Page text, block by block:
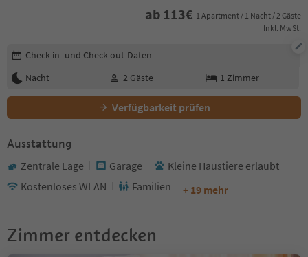
ab 113€ 1 Apartment / 1 Nacht / 2 Gäste
Inkl. MwSt.
Buchungsdetails bearbeiten
Check-in- und Check-out-Daten
Nacht
2 Gäste 1 Zimmer
Verfügbarkeit prüfen
Ausstattung
Zentrale Lage Garage
Kleine Haustiere erlaubt
Kostenloses WLAN
Familien + 19 mehr
Zimmer entdecken